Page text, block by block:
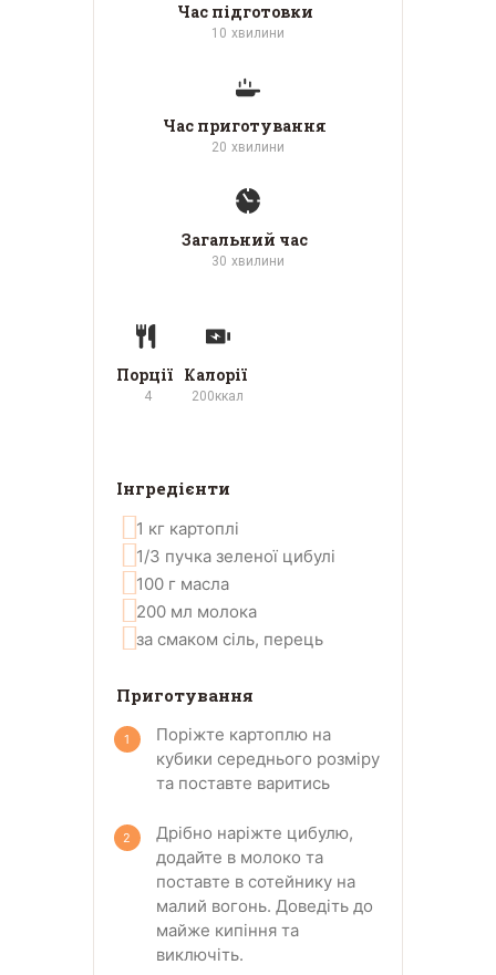
Час підготовки
10 хвилини
Час приготування
20 хвилини
Загальний час
30 хвилини
Порції
4
Калорії
200ккал
Інгредієнти
1 кг картоплі
1/3 пучка зеленої цибулі
100 г масла
200 мл молока
за смаком сіль, перець
Приготування
Поріжте картоплю на
кубики середнього розміру
та поставте варитись
Дрібно наріжте цибулю,
додайте в молоко та
поставте в сотейнику на
малий вогонь. Доведіть до
майже кипіння та
виключіть.